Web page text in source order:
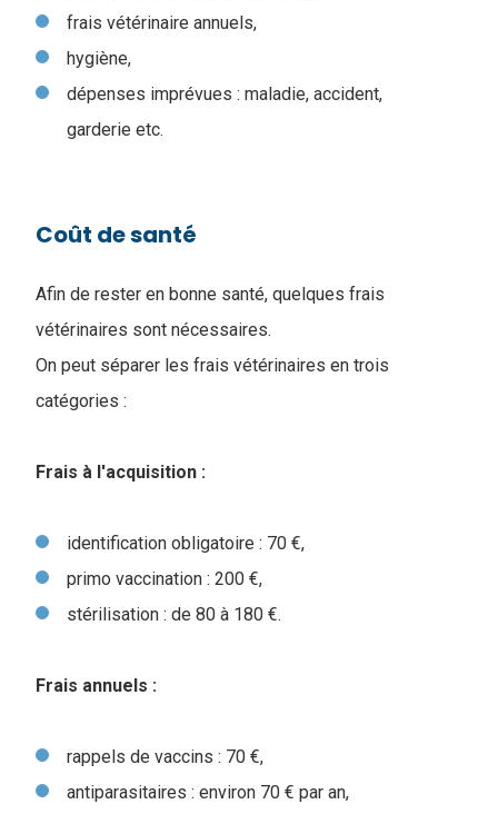
frais vétérinaire annuels,
hygiène,
dépenses imprévues : maladie, accident,
garderie etc.
Coût de santé
Afin de rester en bonne santé, quelques frais
vétérinaires sont nécessaires.
On peut séparer les frais vétérinaires en trois
catégories :
Frais à l'acquisition :
identification obligatoire : 70 €,
primo vaccination : 200 €,
stérilisation : de 80 à 180 €.
Frais annuels :
rappels de vaccins : 70 €,
antiparasitaires : environ 70 € par an,